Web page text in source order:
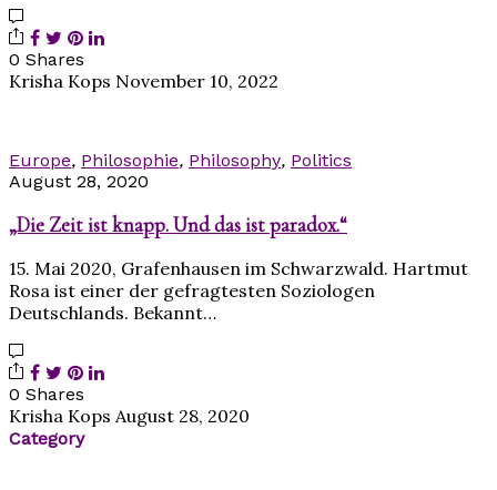
0 Shares
Krisha Kops November 10, 2022
Europe, Philosophie, Philosophy, Politics
August 28, 2020
„Die Zeit ist knapp. Und das ist paradox.“
15. Mai 2020, Grafenhausen im Schwarzwald. Hartmut
Rosa ist einer der gefragtesten Soziologen
Deutschlands. Bekannt…
0 Shares
Krisha Kops August 28, 2020
Category